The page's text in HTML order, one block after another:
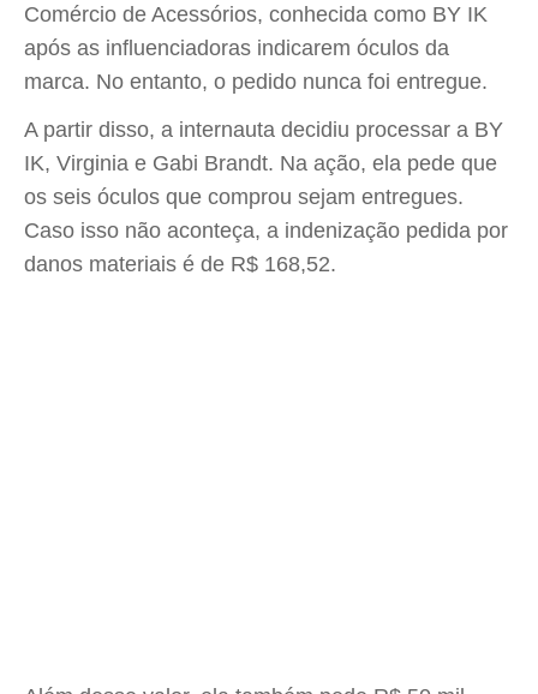
Comércio de Acessórios, conhecida como BY IK
após as influenciadoras indicarem óculos da
marca. No entanto, o pedido nunca foi entregue.
A partir disso, a internauta decidiu processar a BY
IK, Virginia e Gabi Brandt. Na ação, ela pede que
os seis óculos que comprou sejam entregues.
Caso isso não aconteça, a indenização pedida por
danos materiais é de R$ 168,52.